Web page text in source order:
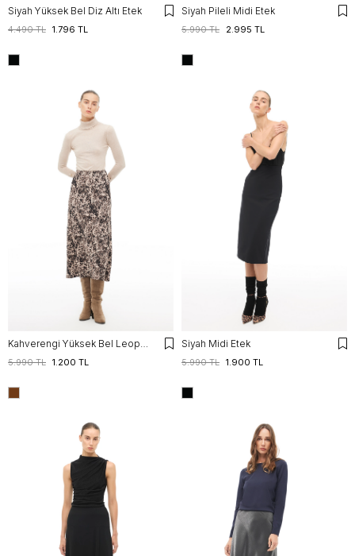
Siyah Yüksek Bel Diz Altı Etek
1.796 TL
4.490 TL
Siyah Pileli Midi Etek
2.995 TL
5.990 TL
1.200 TL
5.990 TL
Siyah Midi Etek
1.900 TL
5.990 TL